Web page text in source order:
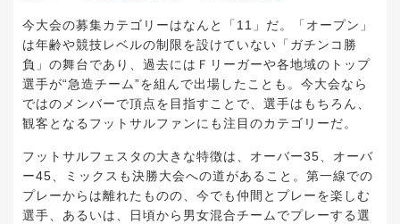
今大会の募集カテゴリーはなんと「11」だ。「オープン」
は年齢や競技レベルの制限を設けていない「ガチンコ勝
負」の舞台であり、過去にはＦリーガーや各地域のトップ
選手が“急造チーム”を組んで出場したことも。今大会なら
ではのメンバーで頂点を目指すことで、選手はもちろん、
観客となるフットサルファンにも注目のカテゴリーだ。
フットサルフェスタの大きな特徴は、オーバー35、オーバ
ー45、ミックスも決勝大会への道があること。第一線での
プレーからは離れたものの、今でも仲間とプレーを楽しむ
選手、あるいは、日頃から男女混合チームでプレーする選